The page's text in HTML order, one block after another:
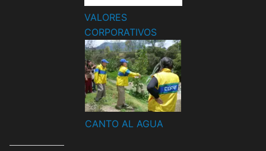
VALORES
CORPORATIVOS
CANTO AL AGUA